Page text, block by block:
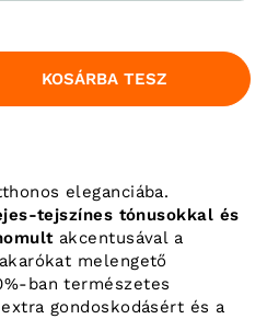
KOSÁRBA TESZ
eleganciába.
tejszínes tónusokkal és
akcentusával a
melengető
ban természetes
gondoskodásért és a